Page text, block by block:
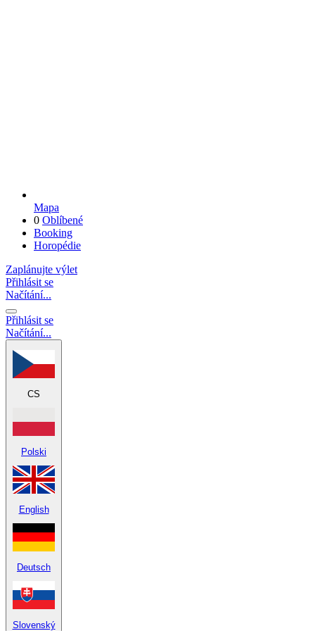
Mapa
0 Oblíbené
Booking
Horopédie
Zaplánujte výlet
Přihlásit se
Načítání...
Přihlásit se
Načítání...
CS
Polski
English
Deutsch
Slovenský